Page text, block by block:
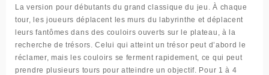
La version pour débutants du grand classique du jeu. À chaque
tour, les joueurs déplacent les murs du labyrinthe et déplacent
leurs fantômes dans des couloirs ouverts sur le plateau, à la
recherche de trésors. Celui qui atteint un trésor peut d’abord le
réclamer, mais les couloirs se ferment rapidement, ce qui peut
prendre plusieurs tours pour atteindre un objectif. Pour 1 à 4